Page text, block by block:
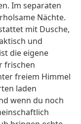
Im separaten
Nächte.
mit Dusche,
und
die eigene
frischen
freiem Himmel
laden
wenn du noch